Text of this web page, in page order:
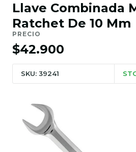
Llave Combinada
Ratchet De 10 Mm
PRECIO
$42.900
SKU: 39241